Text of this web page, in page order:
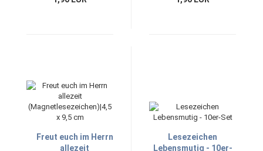
Freut euch im Herrn
allezeit
Lesezeichen
Lebensmutig - 10er-